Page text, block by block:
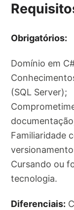
Obrigatórios:
Domínio em
(SQL Server);
Familiaridade
Cursando ou
tecnologia.
Diferenciais: